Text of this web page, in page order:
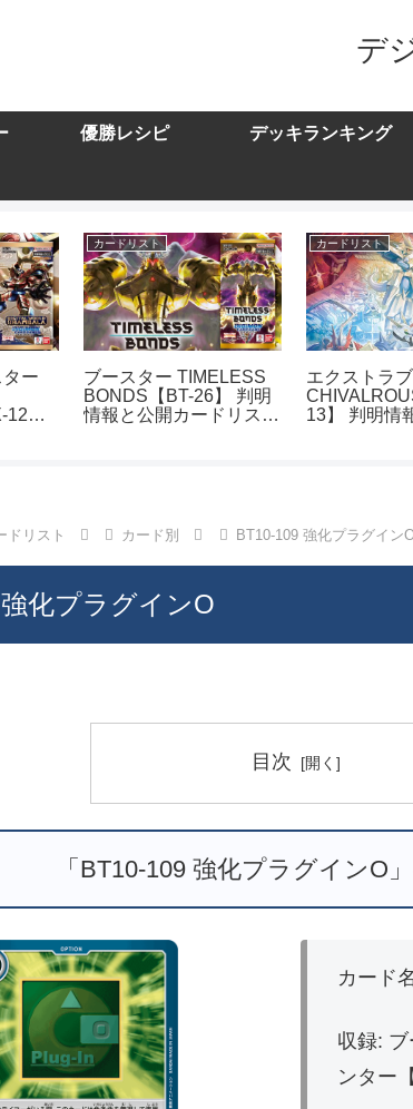
デ
優勝レシピ デッキランキング
ー
12】
カードリスト
ブースター TIMELESS
BONDS【BT-26】 判明
情報と公開カードリスト
カードリスト
エクストラ
13】 判明情
ドリスト カード別 BT10-109 強化プラグイン
化プラグインO
目次
「BT10-109 強化プラグインO
カード
収録:
ンター